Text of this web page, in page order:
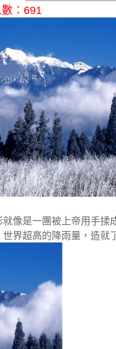
：691
像是一團被上帝用手揉
界超高的降雨量，造就